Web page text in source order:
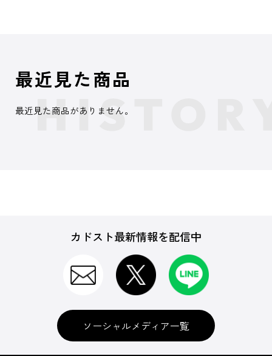
最近見た商品
最近見た商品がありません。
カドスト最新情報を配信中
ソーシャルメディア一覧